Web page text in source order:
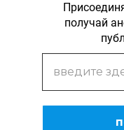
получай